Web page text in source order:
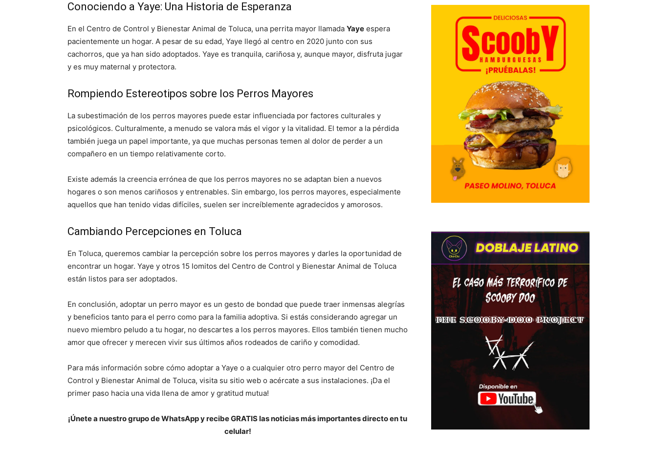
Conociendo a Yaye: Una Historia de Esperanza
En el Centro de Control y Bienestar Animal de Toluca, una perrita mayor llamada Yaye espera
pacientemente un hogar. A pesar de su edad, Yaye llegó al centro en 2020 junto con sus
cachorros, que ya han sido adoptados. Yaye es tranquila, cariñosa y, aunque mayor, disfruta jugar
y es muy maternal y protectora.
Rompiendo Estereotipos sobre los Perros Mayores
La subestimación de los perros mayores puede estar influenciada por factores culturales y
psicológicos. Culturalmente, a menudo se valora más el vigor y la vitalidad. El temor a la pérdida
también juega un papel importante, ya que muchas personas temen al dolor de perder a un
compañero en un tiempo relativamente corto.
Existe además la creencia errónea de que los perros mayores no se adaptan bien a nuevos
hogares o son menos cariñosos y entrenables. Sin embargo, los perros mayores, especialmente
aquellos que han tenido vidas difíciles, suelen ser increíblemente agradecidos y amorosos.
Cambiando Percepciones en Toluca
En Toluca, queremos cambiar la percepción sobre los perros mayores y darles la oportunidad de
encontrar un hogar. Yaye y otros 15 lomitos del Centro de Control y Bienestar Animal de Toluca
están listos para ser adoptados.
En conclusión, adoptar un perro mayor es un gesto de bondad que puede traer inmensas alegrías
y beneficios tanto para el perro como para la familia adoptiva. Si estás considerando agregar un
nuevo miembro peludo a tu hogar, no descartes a los perros mayores. Ellos también tienen mucho
amor que ofrecer y merecen vivir sus últimos años rodeados de cariño y comodidad.
Para más información sobre cómo adoptar a Yaye o a cualquier otro perro mayor del Centro de
Control y Bienestar Animal de Toluca, visita su sitio web o acércate a sus instalaciones. ¡Da el
primer paso hacia una vida llena de amor y gratitud mutua!
¡Únete a nuestro grupo de WhatsApp y recibe GRATIS las noticias más importantes directo en tu
celular!